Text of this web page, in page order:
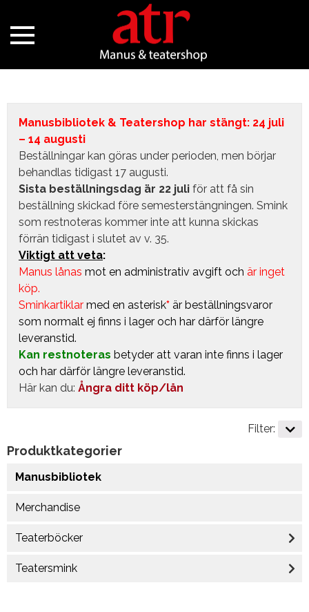
Manusbibliotek & Teatershop har stängt: 24 juli
– 14 augusti
Beställningar kan göras under perioden, men börjar
behandlas tidigast 17 augusti.
Sista beställningsdag är 22 juli för att få sin
beställning skickad före semesterstängningen. Smink
som restnoteras kommer inte att kunna skickas
förrän tidigast i slutet av v. 35.
Viktigt att veta:
Manus lånas mot en administrativ avgift och är inget
köp.
Sminkartiklar med en asterisk* är beställningsvaror
som normalt ej finns i lager och har därför längre
leveranstid.
Kan restnoteras betyder att varan inte finns i lager
och har därför längre leveranstid.
Här kan du: Ångra ditt köp/lån
Produktkategorier
Manusbibliotek
Merchandise
Teaterböcker
Teatersmink
Filter: